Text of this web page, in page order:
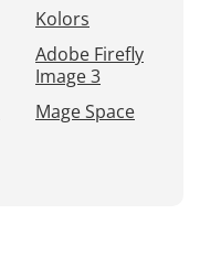
Kolors
Adobe Firefly
Image 3
Mage Space